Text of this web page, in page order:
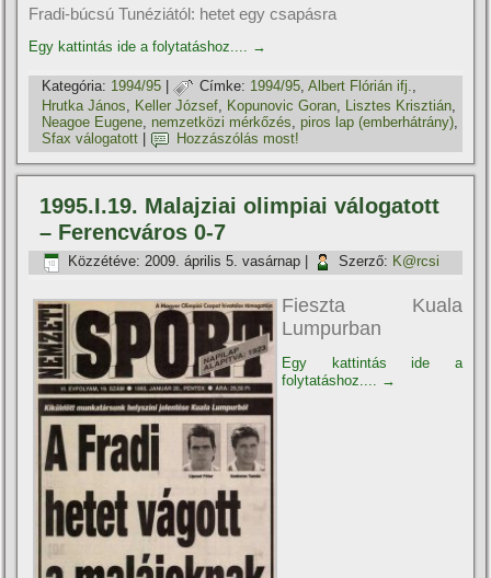
Fradi-búcsú Tunéziától: hetet egy csapásra
Egy kattintás ide a folytatáshoz.... →
Kategória: 1994/95 | Címke: 1994/95,Albert Flórián ifj.,
Hrutka János
Keller József Kopunovic Goran Lisztes Krisztián
Neagoe Eugene nemzetközi mérkőzés ,piros lap (emberhátrány)
Sfax válogatott
Hozzászólás most!
1995.I.19. Malajziai olimpiai válogatott
– Ferencváros 0-7
Közzétéve: 2009. április 5. vasárnap Szerző: K@rcsi
Fieszta Kuala
Lumpurban
Egy kattintás ide a
folytatáshoz....
→